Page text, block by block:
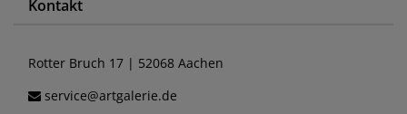
Kontakt
Rotter Bruch 17 | 52068 Aachen
service@artgalerie.de